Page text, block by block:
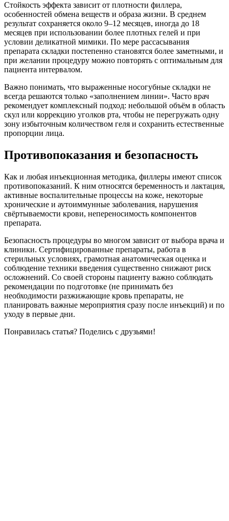
Стойкость эффекта зависит от плотности филлера,
особенностей обмена веществ и образа жизни. В среднем
результат сохраняется около 9–12 месяцев, иногда до 18
месяцев при использовании более плотных гелей и при
условии деликатной мимики. По мере рассасывания
препарата складки постепенно становятся более заметными, и
при желании процедуру можно повторять с оптимальным для
пациента интервалом.
Важно понимать, что выраженные носогубные складки не
всегда решаются только «заполнением линии». Часто врач
рекомендует комплексный подход: небольшой объём в область
скул или коррекцию уголков рта, чтобы не перегружать одну
зону избыточным количеством геля и сохранить естественные
пропорции лица.
Противопоказания и безопасность
Как и любая инъекционная методика, филлеры имеют список
противопоказаний. К ним относятся беременность и лактация,
активные воспалительные процессы на коже, некоторые
хронические и аутоиммунные заболевания, нарушения
свёртываемости крови, непереносимость компонентов
препарата.
Безопасность процедуры во многом зависит от выбора врача и
клиники. Сертифицированные препараты, работа в
стерильных условиях, грамотная анатомическая оценка и
соблюдение техники введения существенно снижают риск
осложнений. Со своей стороны пациенту важно соблюдать
рекомендации по подготовке (не принимать без
необходимости разжижающие кровь препараты, не
планировать важные мероприятия сразу после инъекций) и по
уходу в первые дни.
Понравилась статья? Поделись с друзьями!